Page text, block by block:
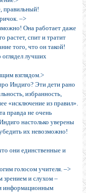
правильный!
–>
Она работает даже
растет, спит и тратит
того, что он такой!
лучших
взглядом.>
Индиго? Эти дети рано
избранность,
«исключение из правил».
правда не очень
настолько уверены
их невозможно!
они единственные и
голосом учителя. –>
зрением и слухом –
информационным